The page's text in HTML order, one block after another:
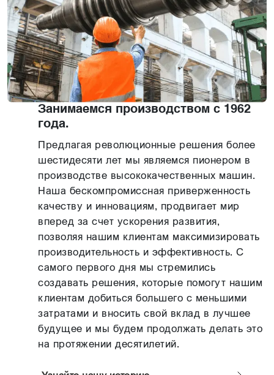
Занимаемся производством с 1962
года.
Предлагая революционные решения более
шестидесяти лет мы являемся пионером в
производстве высококачественных машин.
Наша бескомпромиссная приверженность
качеству и инновациям, продвигает мир
вперед за счет ускорения развития,
позволяя нашим клиентам максимизировать
производительность и эффективность. С
самого первого дня мы стремились
создавать решения, которые помогут нашим
клиентам добиться большего с меньшими
затратами и вносить свой вклад в лучшее
будущее и мы будем продолжать делать это
на протяжении десятилетий.